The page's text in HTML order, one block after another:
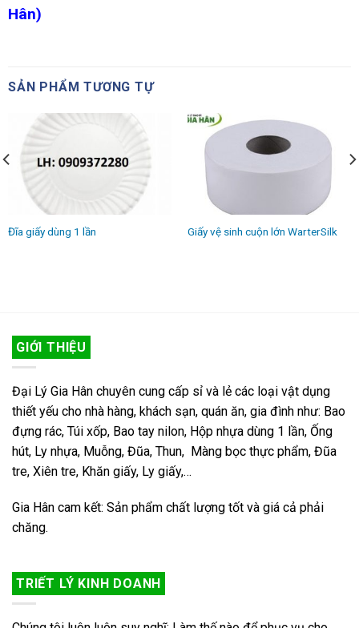
Hân)
SẢN PHẨM TƯƠNG TỰ
Đĩa giấy dùng 1 lần Giấy vệ sinh cuộn lớn WarterSilk
GIỚI THIỆU
Đại Lý Gia Hân chuyên cung cấp sỉ và lẻ các loại vật dụng
thiết yếu cho nhà hàng, khách sạn, quán ăn, gia đình như: Bao
đựng rác, Túi xốp, Bao tay nilon, Hộp nhựa dùng 1 lần, Ống
hút, Ly nhựa, Muỗng, Đũa, Thun, Màng bọc thực phẩm, Đũa
tre, Xiên tre, Khăn giấy, Ly giấy,…
Gia Hân cam kết: Sản phẩm chất lượng tốt và giá cả phải
chăng.
TRIẾT LÝ KINH DOANH